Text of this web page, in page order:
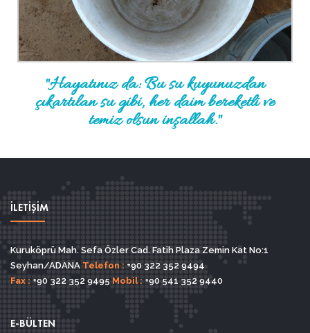
"Hayatınız da: Bu su kuyunuzdan
çıkartılan su gibi, her daim bereketli ve
temiz olsun inşallah."
İLETİŞİM
Kuruköprü Mah. Sefa Özler Cad. Fatih Plaza Zemin Kat No:1
Seyhan/ADANA Telefon : +90 322 352 9494
Fax : +90 322 352 9495 Mobil : +90 541 352 9440
E-BÜLTEN